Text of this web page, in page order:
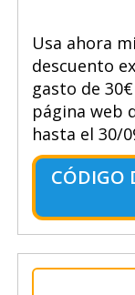
Usa ahora
descuento
gasto de
página web
hasta el 30/
CÓDIGO